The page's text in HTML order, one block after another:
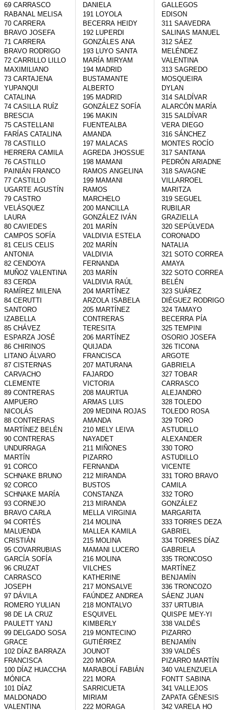
69 CARRASCO
RABANAL MELISA
70 CARRERA
BRAVO JOSEFA
71 CARRERA
BRAVO RODRIGO
72 CARRILLO LILLO
MAXIMILIANO
73 CARTAJENA
YUPANQUI
CATALINA
74 CASILLA RUÍZ
BRESCIA
75 CASTELLANI
FARÍAS CATALINA
78 CASTILLO
HERRERA CAMILA
76 CASTILLO
PAINIÁN FRANCO
77 CASTILLO
UGARTE AGUSTÍN
79 CASTRO
VELÁSQUEZ
LAURA
80 CAVIEDES
CAMPOS SOFÍA
81 CELIS CELIS
ANTONIA
82 CENDOYA
MUÑOZ VALENTINA
83 CERDA
RAMÍREZ MILENA
84 CERUTTI
SANTORO
IZABELLA
85 CHÁVEZ
ESPARZA JOSÉ
86 CHIRINOS
LITANO ÁLVARO
87 CISTERNAS
CARVACHO
CLEMENTE
89 CONTRERAS
AMPUERO
NICOLÁS
88 CONTRERAS
MARTÍNEZ BELÉN
90 CONTRERAS
UNDURRAGA
MARTÍN
91 CORCO
SCHNAKE BRUNO
92 CORCO
SCHNAKE MARÍA
93 CORNEJO
BRAVO CARLA
94 CORTÉS
MALUENDA
CRISTIÁN
95 COVARRUBIAS
GARCÍA SOFÍA
96 CRUZAT
CARRASCO
JOSEPH
97 DÁVILA
ROMERO YULIAN
98 DE LA CRUZ
PAULETT YANJ
99 DELGADO SOSA
GRACE
102 DÍAZ BARRAZA
FRANCISCA
100 DÍAZ HUACCHA
MÓNICA
101 DÍAZ
MALDONADO
VALENTINA
DANIELA
191 LOYOLA
BECERRA HEIDY
192 LUPERDI
GONZÁLES ANA
193 LUYO SANTA
MARÍA MIRYAM
194 MADRID
BUSTAMANTE
ALBERTO
195 MADRID
GONZÁLEZ SOFÍA
196 MAKIN
FUENTEALBA
AMANDA
197 MALACAS
AGREDA JHOSSUE
198 MAMANI
RAMOS ANGELINA
199 MAMANI
RAMOS
MARCHELO
200 MANCILLA
GONZÁLEZ IVÁN
201 MARÍN
VALDIVIA ESTELA
202 MARÍN
VALDIVIA
FERNANDA
203 MARÍN
VALDIVIA RAÚL
204 MARTÍNEZ
ARZOLA ISABELA
205 MARTÍNEZ
CONTRERAS
TERESITA
206 MARTÍNEZ
QUIJADA
FRANCISCA
207 MATURANA
FAJARDO
VICTORIA
208 MAURTUA
ARMAS LUIS
209 MEDINA ROJAS
AMANDA
210 MELY LEIVA
NAYADET
211 MIÑONES
PIZARRO
FERNANDA
212 MIRANDA
BUSTOS
CONSTANZA
213 MIRANDA
MELLA VIRGINIA
214 MOLINA
MALLEA KAMILA
215 MOLINA
MAMANI LUCERO
216 MOLINA
VILCHES
KATHERINE
217 MONSALVE
FAÚNDEZ ANDREA
218 MONTALVO
ESQUIVEL
KIMBERLY
219 MONTECINO
GUTIÉRREZ
JOUNOT
220 MORA
MARABOLÍ FABIÁN
221 MORA
SARRICUETA
MIRIAM
222 MORAGA
GALLEGOS
EDISON
311 SAAVEDRA
SALINAS MANUEL
312 SÁEZ
MELÉNDEZ
VALENTINA
313 SAGREDO
MOSQUEIRA
DYLAN
314 SALDÍVAR
ALARCÓN MARÍA
315 SALDÍVAR
VERA DIEGO
316 SÁNCHEZ
MONTES ROCÍO
317 SANTANA
PEDRÓN ARIADNE
318 SAVAGNE
VILLARROEL
MARITZA
319 SEGUEL
RUBILAR
GRAZIELLA
320 SEPÚLVEDA
CORONADO
NATALIA
321 SOTO CORREA
AMAYA
322 SOTO CORREA
BELÉN
323 SUÁREZ
DIÉGUEZ RODRIGO
324 TAMAYO
BECERRA PÍA
325 TEMPINI
OSORIO JOSEFA
326 TICONA
ARGOTE
GABRIELA
327 TOBAR
CARRASCO
ALEJANDRO
328 TOLEDO
TOLEDO ROSA
329 TORO
ASTUDILLO
ALEXANDER
330 TORO
ASTUDILLO
VICENTE
331 TORO BRAVO
CAMILA
332 TORO
GONZÁLEZ
MARGARITA
333 TORRES DEZA
GABRIEL
334 TORRES DÍAZ
GABRIELA
335 TRONCOSO
MARTÍNEZ
BENJAMÍN
336 TRONCOZO
SÁENZ JUAN
337 URTUBIA
QUISPE MEY-YI
338 VALDÉS
PIZARRO
BENJAMÍN
339 VALDÉS
PIZARRO MARTÍN
340 VALENZUELA
FONTT SABINA
341 VALLEJOS
ZAPATA GÉNESIS
342 VARELA HO